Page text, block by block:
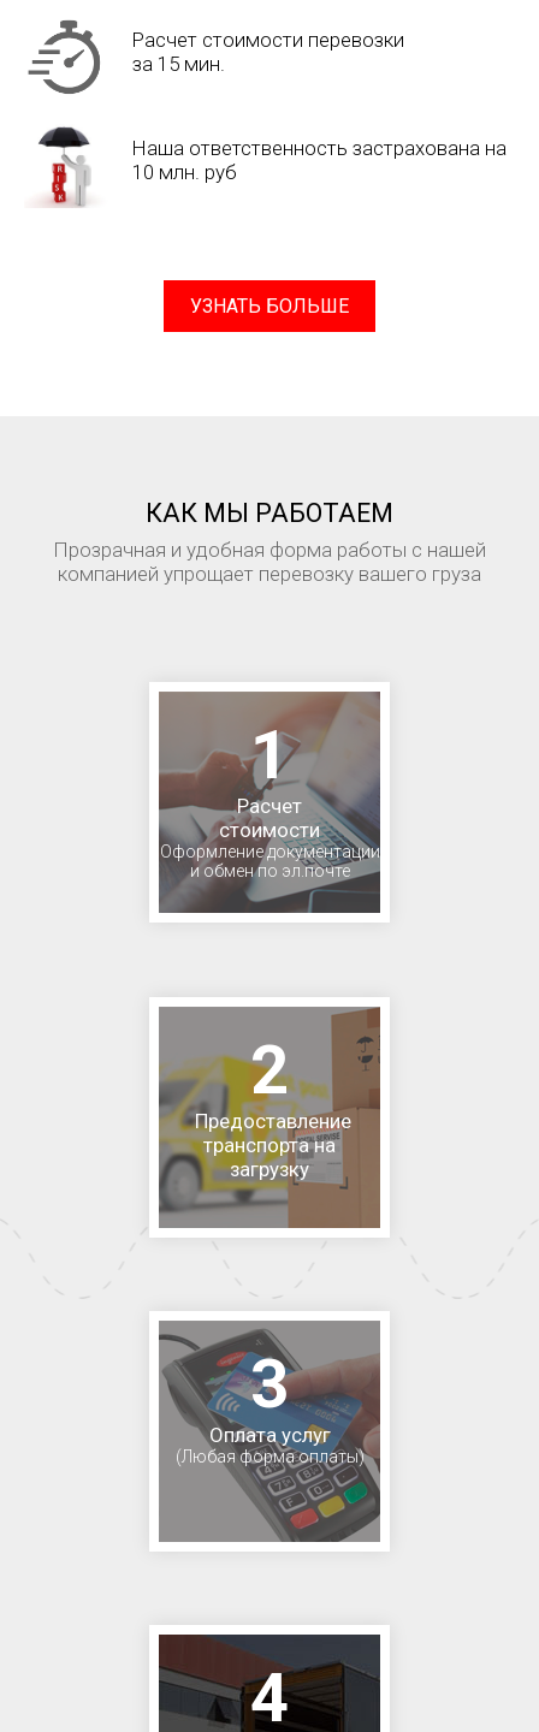
Расчет стоимости перевозки
за 15 мин.
Наша ответственность застрахована на
10 млн. руб
УЗНАТЬ БОЛЬШЕ
КАК МЫ РАБОТАЕМ
Прозрачная и удобная форма работы с нашей
компанией упрощает перевозку вашего груза
1
Расчет
стоимости
Оформление документации
и обмен по эл.почте
2
Предоставление
транспорта на
загрузку
3
Оплата услуг
(Любая форма оплаты)
4